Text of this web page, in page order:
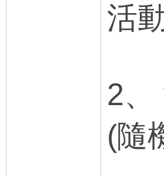
活
2、
(隨